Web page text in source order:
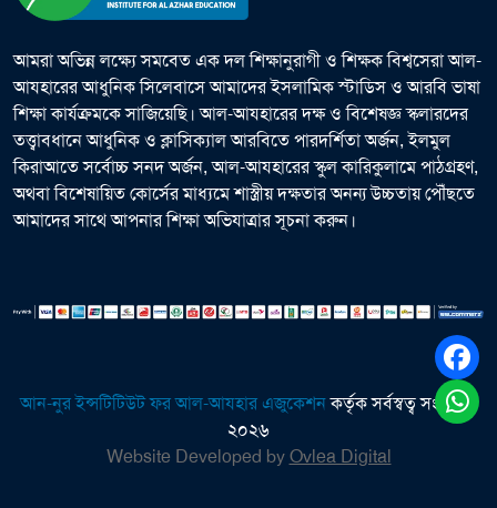
আমরা অভিন্ন লক্ষ্যে সমবেত এক দল শিক্ষানুরাগী ও শিক্ষক বিশ্বসেরা আল-
আযহারের আধুনিক সিলেবাসে আমাদের ইসলামিক স্টাডিস ও আরবি ভাষা
শিক্ষা কার্যক্রমকে সাজিয়েছি। আল-আযহারের দক্ষ ও বিশেষজ্ঞ স্কলারদের
তত্ত্বাবধানে আধুনিক ও ক্লাসিক্যাল আরবিতে পারদর্শিতা অর্জন, ইলমুল
কিরাআতে সর্বোচ্চ সনদ অর্জন, আল-আযহারের স্কুল কারিকুলামে পাঠগ্রহণ,
অথবা বিশেষায়িত কোর্সের মাধ্যমে শাস্ত্রীয় দক্ষতার অনন্য উচ্চতায় পৌঁছতে
আমাদের সাথে আপনার শিক্ষা অভিযাত্রার সূচনা করুন।
আন-নুর ইন্সটিটিউট ফর আল-আযহার এজুকেশনকর্তৃক সর্বস্বত্ব সংরক্ষিত
২০২৬
Website Developed byOvlea Digital